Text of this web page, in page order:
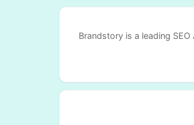
Brandstory is a leading